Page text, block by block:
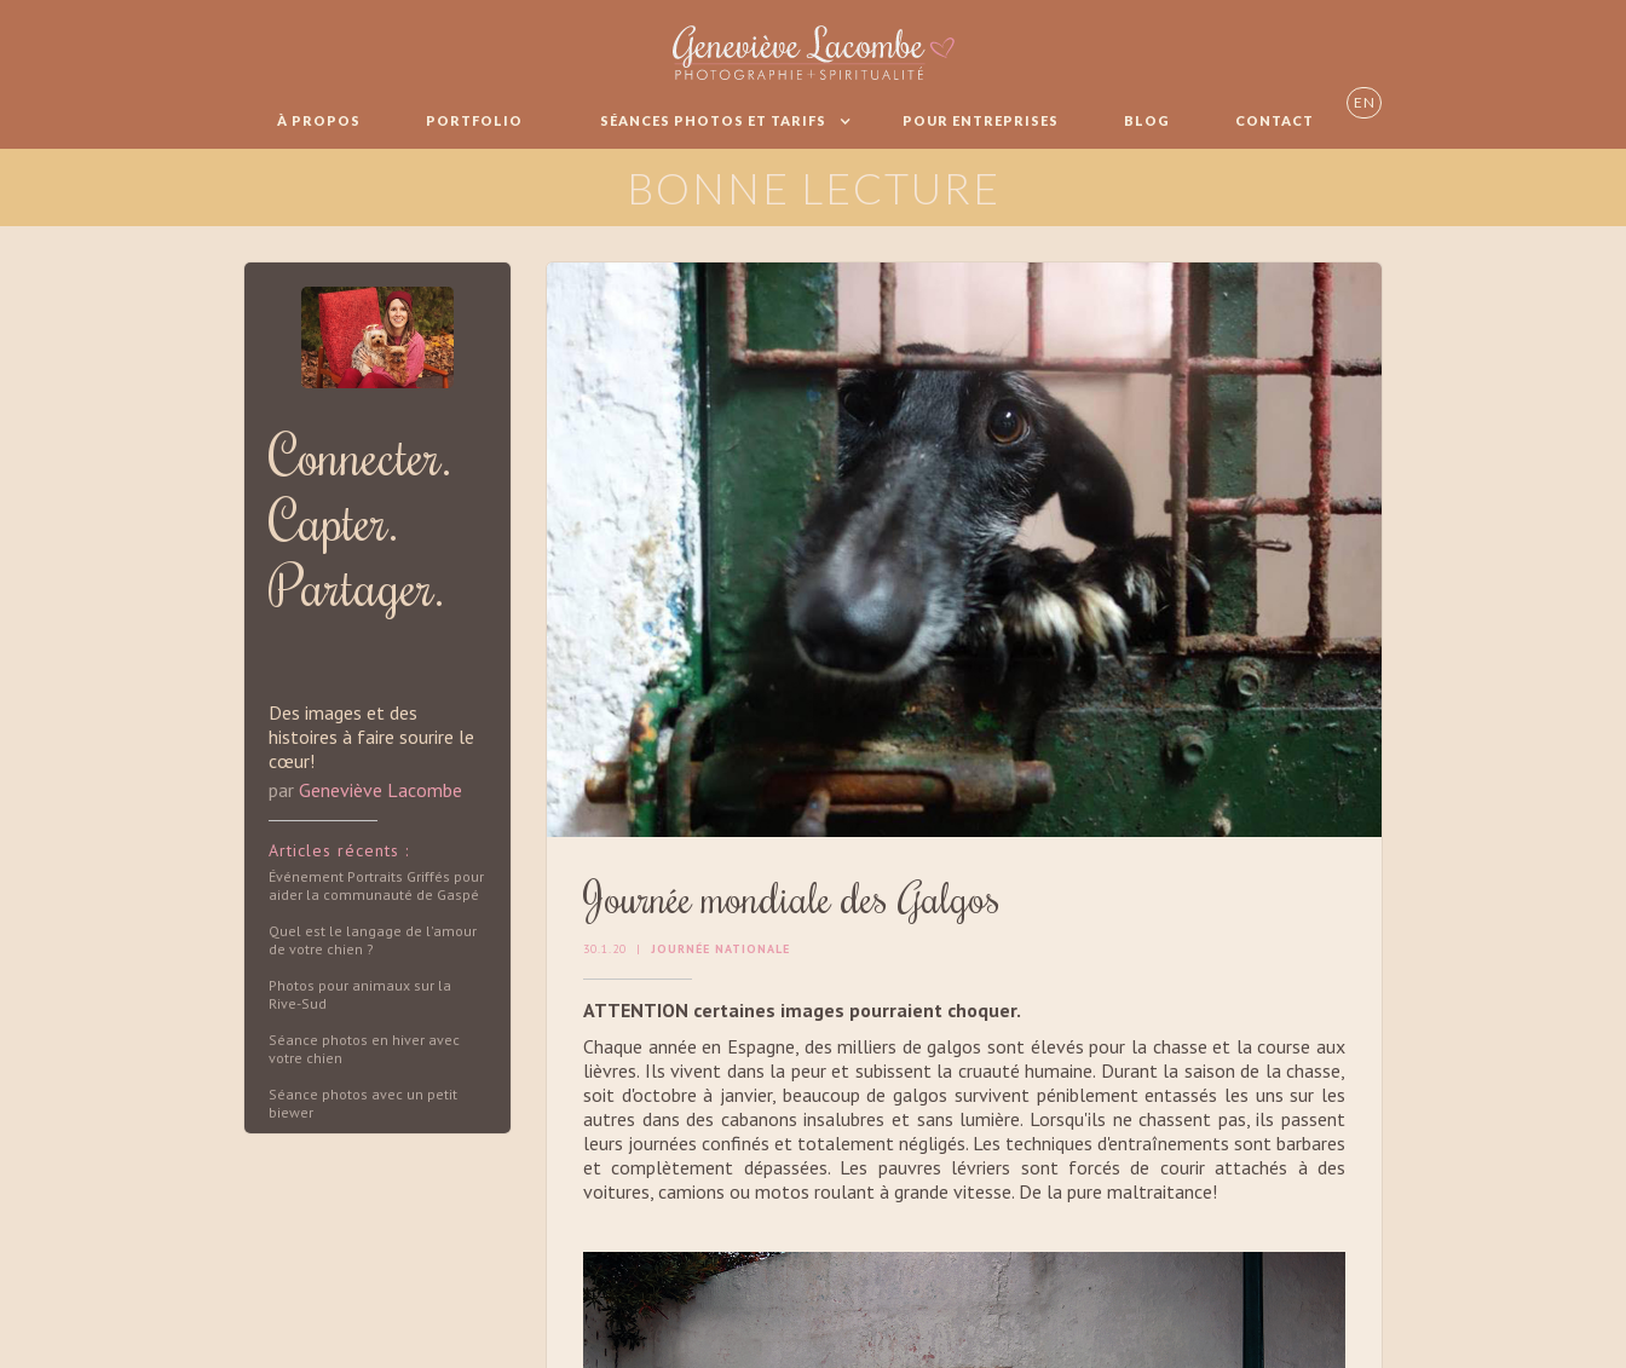
À PROPOS PORTFOLIO SÉANCES PHOTOS ET TARIFS POUR ENTREPRISES BLOG CONTACT
EN
BONNE LECTURE
Connecter.
Capter.
Partager.
Des images et des
histoires à faire sourire le
cœur!
par Geneviève Lacombe
Articles récents :
Événement Portraits Griffés pour
aider la communauté de Gaspé
Quel est le langage de l'amour
de votre chien ?
Photos pour animaux sur la
Rive-Sud
Séance photos en hiver avec
votre chien
Séance photos avec un petit
biewer
Journée mondiale des Galgos
30.1.20 | JOURNÉE NATIONALE
ATTENTION certaines images pourraient choquer.
Chaque année en Espagne, des milliers de galgos sont élevés pour la chasse et la course aux
lièvres. Ils vivent dans la peur et subissent la cruauté humaine. Durant la saison de la chasse,
soit d'octobre à janvier, beaucoup de galgos survivent péniblement entassés les uns sur les
autres dans des cabanons insalubres et sans lumière. Lorsqu'ils ne chassent pas, ils passent
leurs journées confinés et totalement négligés. Les techniques d'entraînements sont barbares
et complètement dépassées. Les pauvres lévriers sont forcés de courir attachés à des
voitures, camions ou motos roulant à grande vitesse. De la pure maltraitance!